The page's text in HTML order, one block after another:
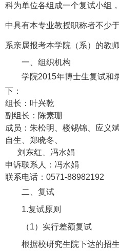
科为单位各组成一个复试小组
中具有本专业教授职称者不少
系亲属报考本学院（系）的教师
一、组织机构
学院2015年博士生复试和
下：
组长：叶兴乾
副组长：陈素珊
成员：朱松明、楼锡锦、应义
自生、郑晓冬、
刘东红、冯水娟
申诉联系人：冯水娟
联系电话：0571-88982192
二、复试
1.复试原则
（1）实行差额复试
根据校研究生院下达的招